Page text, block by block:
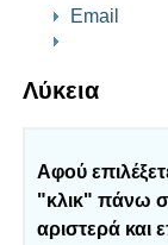
Email
Λύκεια
Αφού
"κλικ" πάνω
αριστερά και